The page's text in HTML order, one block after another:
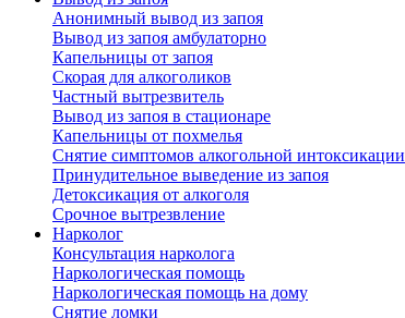
Анонимный вывод из запоя
Вывод из запоя амбулаторно
Капельницы от запоя
Скорая для алкоголиков
Частный вытрезвитель
Вывод из запоя в стационаре
Капельницы от похмелья
Снятие симптомов алкогольной интоксикации
Принудительное выведение из запоя
Детоксикация от алкоголя
Срочное вытрезвление
Нарколог
Консультация нарколога
Наркологическая помощь
Наркологическая помощь на дому
Снятие ломки